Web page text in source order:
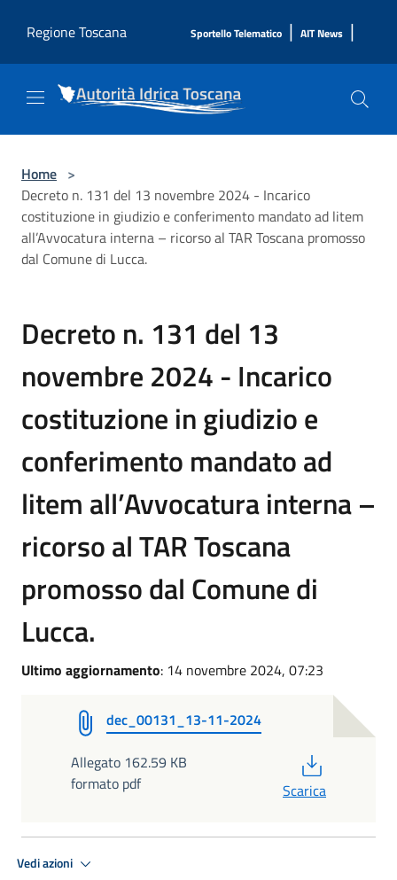
Regione Toscana
Sportello Telematico | AIT News |
Home >
Decreto n. 131 del 13 novembre 2024 - Incarico
costituzione in giudizio e conferimento mandato ad litem
all’Avvocatura interna – ricorso al TAR Toscana promosso
dal Comune di Lucca.
Decreto n. 131 del 13
novembre 2024 - Incarico
costituzione in giudizio e
conferimento mandato ad
litem all’Avvocatura interna –
ricorso al TAR Toscana
promosso dal Comune di
Lucca.
Ultimo aggiornamento: 14 novembre 2024, 07:23
dec_00131_13-11-2024
Allegato 162.59 KB
formato pdf
Scarica
Vedi azioni